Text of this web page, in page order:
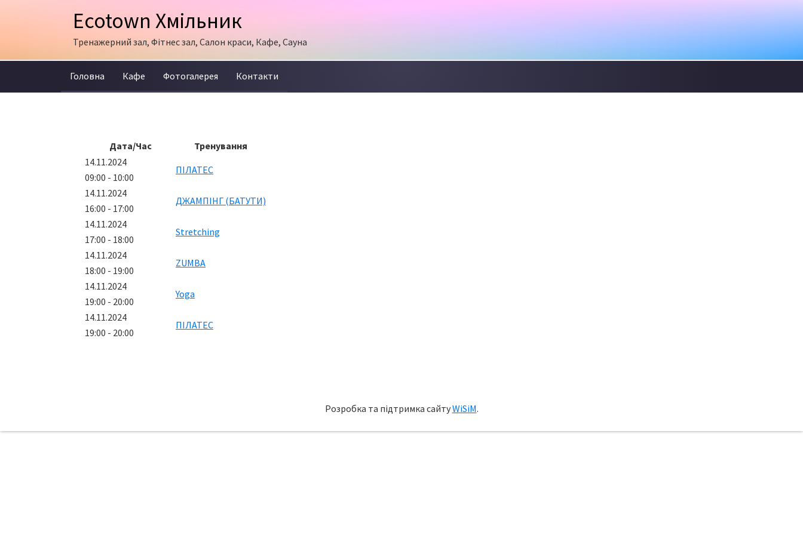
Ecotown Хмільник
Тренажерний зал, Фітнес зал, Салон краси, Кафе, Сауна
Головна Кафе Фотогалерея Контакти
Дата/Час
Тренування
14.11.2024
09:00 - 10:00
ПІЛАТЕС
14.11.2024
16:00 - 17:00
ДЖАМПІНГ (БАТУТИ)
14.11.2024
17:00 - 18:00
Stretching
14.11.2024
18:00 - 19:00
ZUMBA
14.11.2024
19:00 - 20:00
Yoga
14.11.2024
19:00 - 20:00
ПІЛАТЕС
Розробка та підтримка сайтуWiSiM.